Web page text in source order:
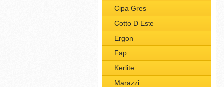
Cipa Gres
Cotto D Este
Ergon
Fap
Kerlite
Marazzi